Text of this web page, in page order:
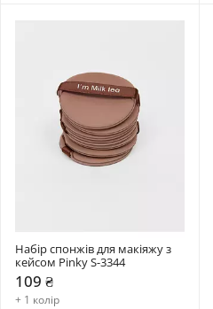
Набір спонжів для макіяжу з
кейсом Pinky S-3344
109 ₴
+ 1 колір